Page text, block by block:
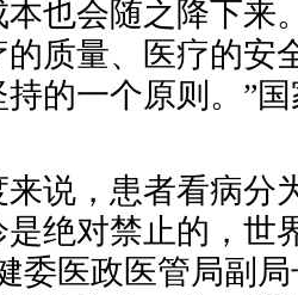
也会随之降下来
的质量、医疗的安
的一个原则。”
，患者看病分
绝对禁止的，世
委医政医管局副